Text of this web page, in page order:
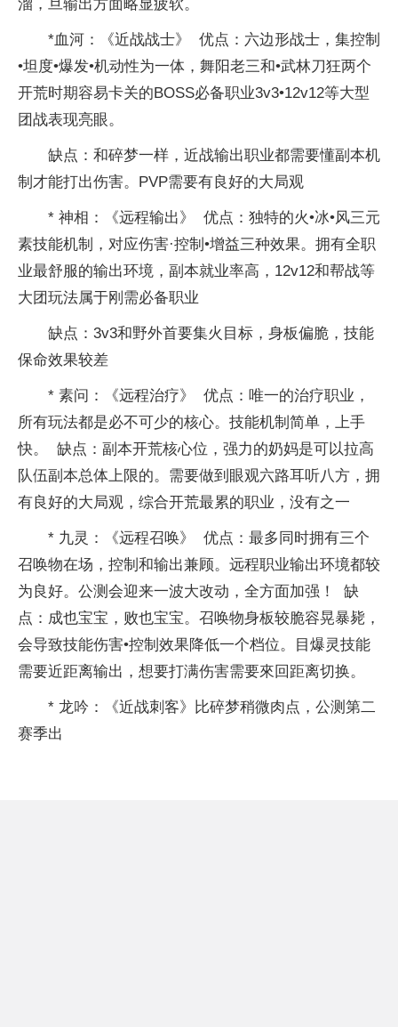
溜，旦输出方面略显疲软。
*血河：《近战战士》 优点：六边形战士，集控制
•坦度•爆发•机动性为一体，舞阳老三和•武林刀狂两个
开荒时期容易卡关的BOSS必备职业3v3•12v12等大型
团战表现亮眼。
缺点：和碎梦一样，近战输出职业都需要懂副本机
制才能打出伤害。PVP需要有良好的大局观
* 神相：《远程输出》 优点：独特的火•冰•风三元
素技能机制，对应伤害·控制•增益三种效果。拥有全职
业最舒服的输出环境，副本就业率高，12v12和帮战等
大团玩法属于刚需必备职业
缺点：3v3和野外首要集火目标，身板偏脆，技能
保命效果较差
* 素问：《远程治疗》 优点：唯一的治疗职业，
所有玩法都是必不可少的核心。技能机制简单，上手
快。 缺点：副本开荒核心位，强力的奶妈是可以拉高
队伍副本总体上限的。需要做到眼观六路耳听八方，拥
有良好的大局观，综合开荒最累的职业，没有之一
* 九灵：《远程召唤》 优点：最多同时拥有三个
召唤物在场，控制和输出兼顾。远程职业输出环境都较
为良好。公测会迎来一波大改动，全方面加强！ 缺
点：成也宝宝，败也宝宝。召唤物身板较脆容晃暴毙，
会导致技能伤害•控制效果降低一个档位。目爆灵技能
需要近距离输出，想要打满伤害需要來回距离切换。
* 龙吟：《近战刺客》比碎梦稍微肉点，公测第二
赛季出